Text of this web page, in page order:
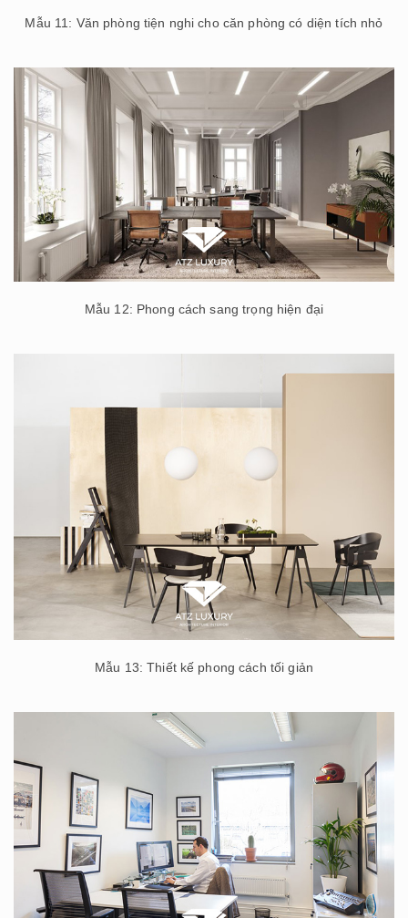
Mẫu 11: Văn phòng tiện nghi cho căn phòng có diện tích nhỏ
Mẫu 12: Phong cách sang trọng hiện đại
Mẫu 13: Thiết kế phong cách tối giản